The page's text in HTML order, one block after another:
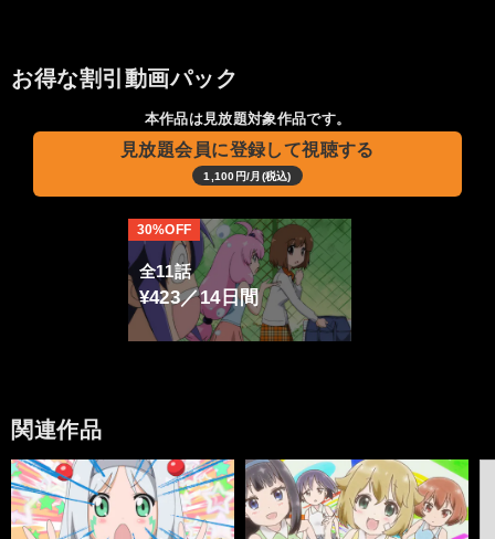
お得な割引動画パック
本作品は見放題対象作品です。
見放題会員に登録して視聴する
1,100円/月(税込)
全11話
¥423／14日間
30%OFF
関連作品